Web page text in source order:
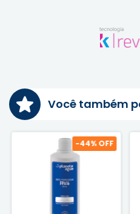
Você também
-44% OFF